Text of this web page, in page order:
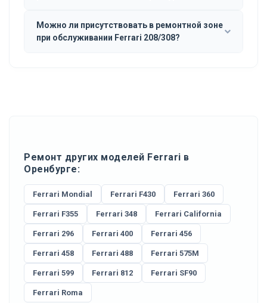
Можно ли присутствовать в ремонтной зоне
при обслуживании Ferrari 208/308?
Ремонт других моделей Ferrari в
Оренбурге:
Ferrari Mondial Ferrari F430 Ferrari 360
Ferrari F355 Ferrari 348 Ferrari California
Ferrari 296 Ferrari 400 Ferrari 456
Ferrari 458 Ferrari 488 Ferrari 575M
Ferrari 599 Ferrari 812 Ferrari SF90
Ferrari Roma